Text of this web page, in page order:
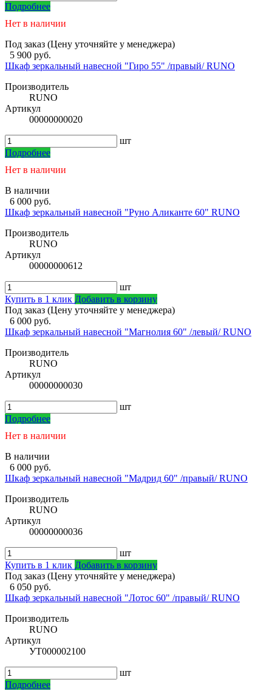
Подробнее
Нет в наличии
Под заказ (Цену уточняйте у менеджера)
5 900 руб.
Шкаф зеркальный навесной "Гиро 55" /правый/ RUNO
Производитель
RUNO
Артикул
00000000020
шт
Подробнее
Нет в наличии
В наличии
6 000 руб.
Шкаф зеркальный навесной "Руно Аликанте 60" RUNO
Производитель
RUNO
Артикул
00000000612
шт
Купить в 1 клик Добавить в корзину
Под заказ (Цену уточняйте у менеджера)
6 000 руб.
Шкаф зеркальный навесной "Магнолия 60" /левый/ RUNO
Производитель
RUNO
Артикул
00000000030
шт
Подробнее
Нет в наличии
В наличии
6 000 руб.
Шкаф зеркальный навесной "Мадрид 60" /правый/ RUNO
Производитель
RUNO
Артикул
00000000036
шт
Купить в 1 клик Добавить в корзину
Под заказ (Цену уточняйте у менеджера)
6 050 руб.
Шкаф зеркальный навесной "Лотос 60" /правый/ RUNO
Производитель
RUNO
Артикул
УТ000002100
шт
Подробнее